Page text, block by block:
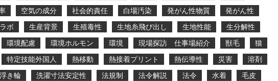
空気の成分 社会的責任 白場汚染 発がん性物質
発がん性
ボ 生産背景 生殖毒性 生地糸飛び出し 生地性能
生分解性
環境配慮 環境ホルモン 環境 現場探訪 仕事場紹介 獣毛
猫
特定技能外国人 熱移動 熱接着プリント 熱伝導性 災害
溶剤
浮き輪 洗濯寸法安定性 法規制 法令解説 法令 水着
毛皮